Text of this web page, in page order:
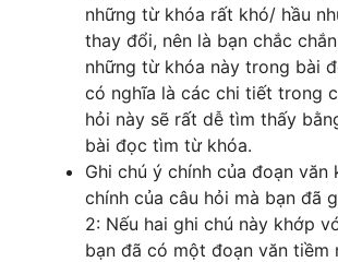
những từ khóa rất khó/ hầu
thay đổi, nên là bạn chắc
những từ khóa này trong bài
có nghĩa là các chi tiết trong
hỏi này sẽ rất dễ tìm thấy
bài đọc tìm từ khóa.
Ghi chú ý chính của đoạn văn
chính của câu hỏi mà bạn đã
2: Nếu hai ghi chú này khớp
bạn đã có một đoạn văn tiềm